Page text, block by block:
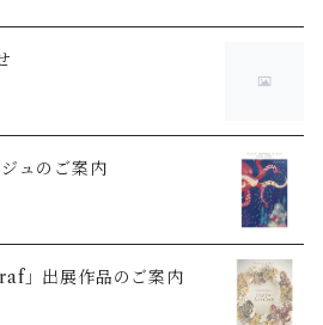
ュのご案内
」出展作品のご案内